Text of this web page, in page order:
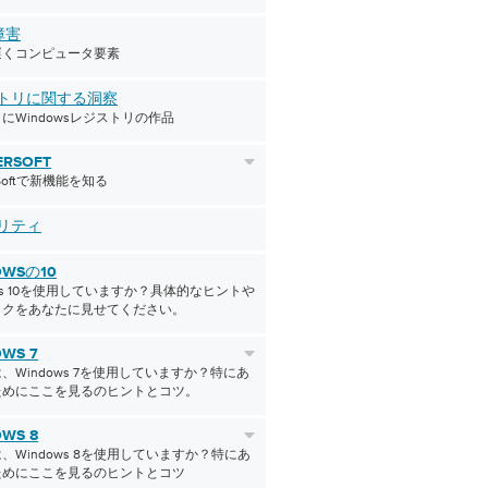
害
コンピュータ要素
リに関する洞察
Windowsレジストリの作品
で新機能を知る
ティ
の10
10を使用していますか？具体的なヒントや
をあなたに見せてください。
7
Windows 7を使用していますか？特にあ
にここを見るのヒントとコツ。
8
Windows 8を使用していますか？特にあ
にここを見るのヒントとコツ